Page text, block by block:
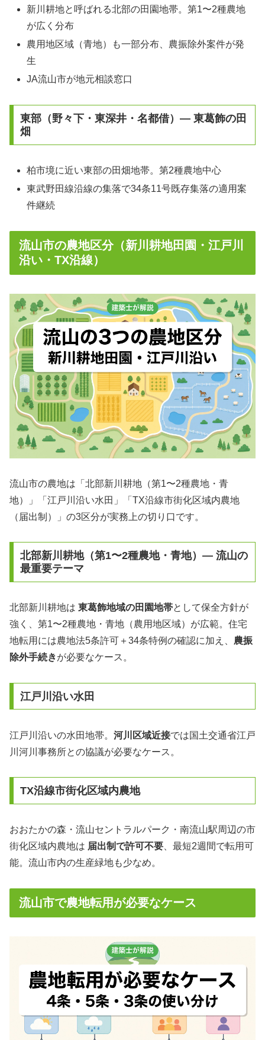
新川耕地と呼ばれる北部の田園地帯。第1〜2種農地
が広く分布
農用地区域（青地）も一部分布、農振除外案件が発
生
JA流山市が地元相談窓口
東部（野々下・東深井・名都借）— 東葛飾の田
畑
柏市境に近い東部の田畑地帯。第2種農地中心
東武野田線沿線の集落で34条11号既存集落の適用案
件継続
流山市の農地区分（新川耕地田園・江戸川
沿い・TX沿線）
流山市の農地は「北部新川耕地（第1〜2種農地・青
地）」「江戸川沿い水田」「TX沿線市街化区域内農地
（届出制）」の3区分が実務上の切り口です。
北部新川耕地（第1〜2種農地・青地）— 流山の
最重要テーマ
北部新川耕地は 東葛飾地域の田園地帯として保全方針が
強く、第1〜2種農地・青地（農用地区域）が広範。住宅
地転用には農地法5条許可＋34条特例の確認に加え、 農振
除外手続きが必要なケース。
江戸川沿い水田
江戸川沿いの水田地帯。 河川区域近接では国土交通省江戸
川河川事務所との協議が必要なケース。
TX沿線市街化区域内農地
おおたかの森・流山セントラルパーク・南流山駅周辺の市
街化区域内農地は 届出制で許可不要 、最短2週間で転用可
能。流山市内の生産緑地も少なめ。
流山市で農地転用が必要なケース